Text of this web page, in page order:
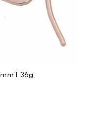
1,36g